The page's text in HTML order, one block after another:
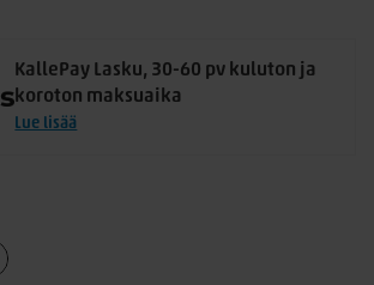
KallePay Lasku, 30-60 pv kuluton ja
koroton maksuaika
Lue lisää